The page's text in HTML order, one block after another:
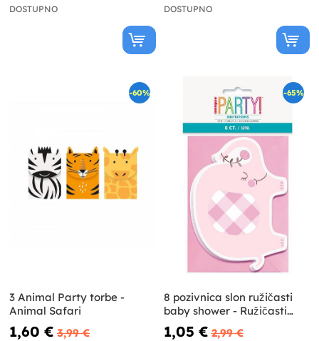
DOSTUPNO DOSTUPNO
-60%
3 Animal Party torbe -
Animal Safari
1,60 € 3,99 €
-65%
8 pozivnica slon ružičasti
baby shower - Ružičasti
cvjetni slon
1,05 € 2,99 €